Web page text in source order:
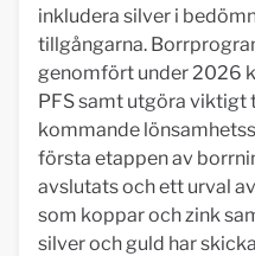
inkludera silver i
tillgångarna.
genomfört under 2026
PFS samt utgöra viktigt
kommande
första etappen av
avslutats och ett urval
som koppar och zink
silver och guld har